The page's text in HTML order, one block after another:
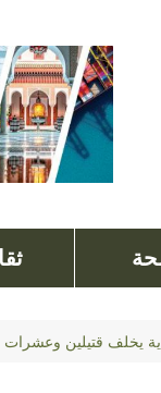
يخلف قتيلين